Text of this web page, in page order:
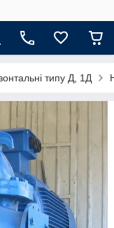
типу Д, 1Д